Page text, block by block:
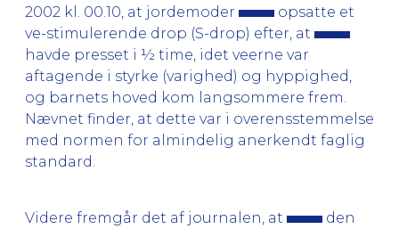
2002 kl. 00.10, at jordemoder
opsatte et
ve-stimulerende drop (S-drop) efter, at
havde presset i ½ time, idet veerne var
aftagende i styrke (varighed) og hyppighed,
og barnets hoved kom langsommere frem.
Nævnet finder, at dette var i overensstemmelse
med normen for almindelig anerkendt faglig
standard.
Videre fremgår det af journalen, at
den